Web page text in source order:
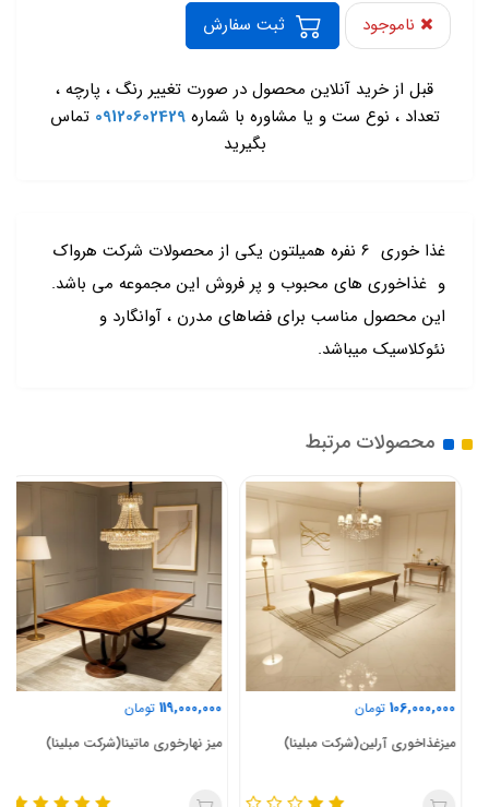
ناموجود
ثبت سفارش
قبل از خرید آنلاین محصول در صورت تغییر رنگ ، پارچه ،
تعداد ، نوع ست و یا مشاوره با شماره09120602429 تماس
بگیرید
غذا خوری 6 نفره همیلتون یکی از محصولات شرکت هرواک
و غذاخوری های محبوب و پر فروش این مجموعه می باشد.
این محصول مناسب برای فضاهای مدرن ، آوانگارد و
نئوکلاسیک میباشد.
محصولات مرتبط
106,000,000 تومان
میزغذاخوری آرلین(شرکت مبلینا)
119,000,000 تومان
میز نهارخوری ماتینا(شرکت مبلینا)